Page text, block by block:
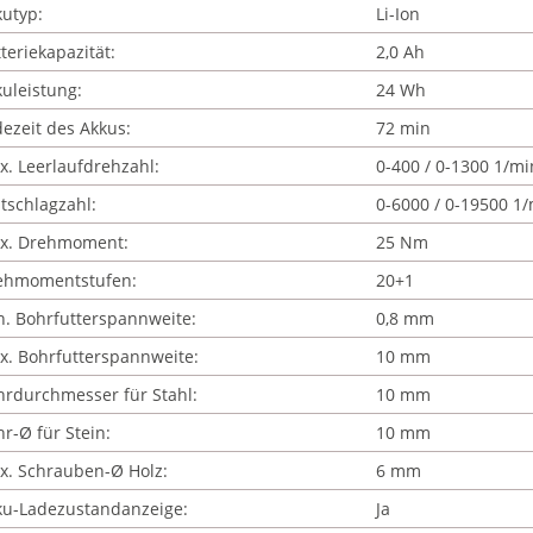
Li-Ion
2,0 Ah
24 Wh
des Akkus:
72 min
Leerlaufdrehzahl:
0-400 / 0-1300 1/
0-6000 / 0-19500
Drehmoment:
25 Nm
20+1
Bohrfutterspannweite:
0,8 mm
Bohrfutterspannweite:
10 mm
für Stahl:
10 mm
Ø für Stein:
10 mm
Schrauben-Ø Holz:
6 mm
Ladezustandanzeige:
Ja